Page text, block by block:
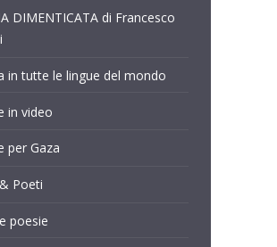
DIMENTICATA di Francesco
in tutte le lingue del mondo
in video
per Gaza
Poeti
poesie